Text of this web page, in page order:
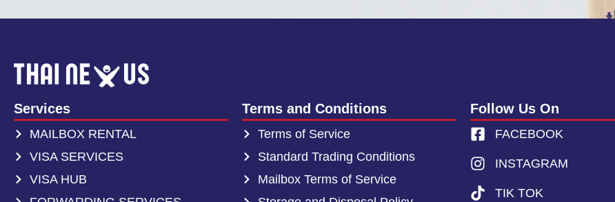
Services
MAILBOX RENTAL
VISA SERVICES
VISA HUB
Terms and Conditions
Terms of Service
Standard Trading Conditions
Mailbox Terms of Service
Follow Us On
FACEBOOK
INSTAGRAM
TIK TOK